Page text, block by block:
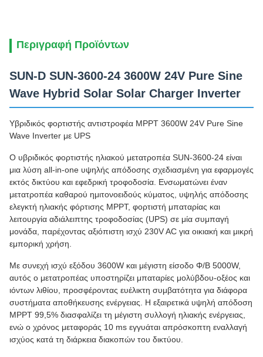
Περιγραφή Προϊόντων
SUN-D SUN-3600-24 3600W 24V Pure Sine
Wave Hybrid Solar Solar Charger Inverter
Υβριδικός φορτιστής αντιστροφέα MPPT 3600W 24V Pure Sine
Wave Inverter με UPS
Ο υβριδικός φορτιστής ηλιακού μετατροπέα SUN-3600-24 είναι
μια λύση all-in-one υψηλής απόδοσης σχεδιασμένη για εφαρμογές
εκτός δικτύου και εφεδρική τροφοδοσία. Ενσωματώνει έναν
μετατροπέα καθαρού ημιτονοειδούς κύματος, υψηλής απόδοσης
ελεγκτή ηλιακής φόρτισης MPPT, φορτιστή μπαταρίας και
λειτουργία αδιάλειπτης τροφοδοσίας (UPS) σε μία συμπαγή
μονάδα, παρέχοντας αξιόπιστη ισχύ 230V AC για οικιακή και μικρή
εμπορική χρήση.
Με συνεχή ισχύ εξόδου 3600W και μέγιστη είσοδο Φ/Β 5000W,
αυτός ο μετατροπέας υποστηρίζει μπαταρίες μολύβδου-οξέος και
ιόντων λιθίου, προσφέροντας ευέλικτη συμβατότητα για διάφορα
συστήματα αποθήκευσης ενέργειας. Η εξαιρετικά υψηλή απόδοση
MPPT 99,5% διασφαλίζει τη μέγιστη συλλογή ηλιακής ενέργειας,
ενώ ο χρόνος μεταφοράς 10 ms εγγυάται απρόσκοπτη εναλλαγή
ισχύος κατά τη διάρκεια διακοπών του δικτύου.